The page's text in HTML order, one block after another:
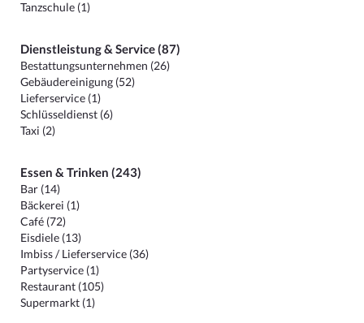
Tanzschule (1)
Dienstleistung & Service (87)
Bestattungsunternehmen (26)
Gebäudereinigung (52)
Lieferservice (1)
Schlüsseldienst (6)
Taxi (2)
Essen & Trinken (243)
Bar (14)
Bäckerei (1)
Café (72)
Eisdiele (13)
Imbiss / Lieferservice (36)
Partyservice (1)
Restaurant (105)
Supermarkt (1)